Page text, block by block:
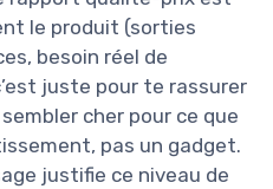
le produit (sorties
besoin réel de
juste pour te rassurer
cher pour ce que
pas un gadget.
justifie ce niveau de